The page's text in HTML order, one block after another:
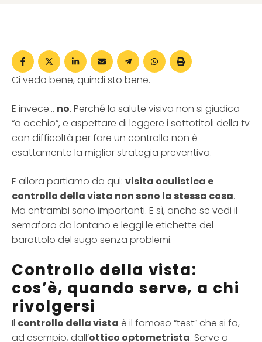
Ci vedo bene, quindi sto bene.
E invece… no. Perché la salute visiva non si giudica
“a occhio”, e aspettare di leggere i sottotitoli della tv
con difficoltà per fare un controllo non è
esattamente la miglior strategia preventiva.
E allora partiamo da qui: visita oculistica e
controllo della vista non sono la stessa cosa.
Ma entrambi sono importanti. E sì, anche se vedi il
semaforo da lontano e leggi le etichette del
barattolo del sugo senza problemi.
Controllo della vista:
cos’è, quando serve, a chi
rivolgersi
Il controllo della vista è il famoso “test” che si fa,
ad esempio, dall’ottico optometrista. Serve a